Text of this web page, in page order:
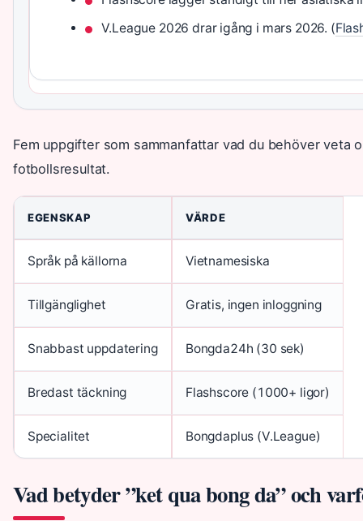
V.League 2026 drar igång i mars 2026. (
Fem uppgifter som sammanfattar vad du behöver veta
fotbollsresultat.
EGENSKAP VÄRDE
Språk på källorna Vietnamesiska
Tillgänglighet Gratis, ingen inloggning
Snabbast uppdatering Bongda24h (30 sek)
Bredast täckning Flashscore (1000+ ligor)
Specialitet Bongdaplus (V.League)
Vad betyder ”ket qua bong da” och